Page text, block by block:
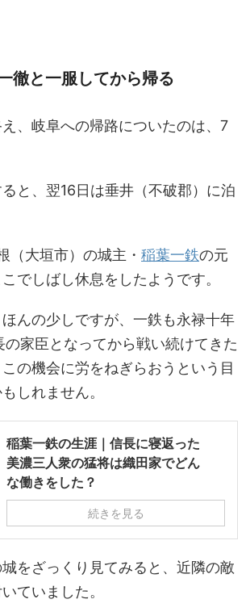
徹と一服してから帰る
、岐阜への帰路についたのは、7
と、翌16日は垂井（不破郡）に泊
（大垣市）の城主・ 稲葉一鉄の元
でしばし休息をしたようです。
んの少しですが、一鉄も永禄十年
の家臣となってから戦い続けてきた
の機会に労をねぎらおうという目
しれません。
稲葉一鉄の生涯｜信長に寝返った
美濃三人衆の猛将は織田家でどん
な働きをした？
続きを見る
をざっくり見てみると、近隣の敵
ていました。